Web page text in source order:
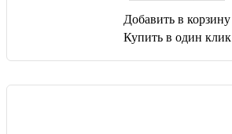
Добавить в корзину
Купить в один клик